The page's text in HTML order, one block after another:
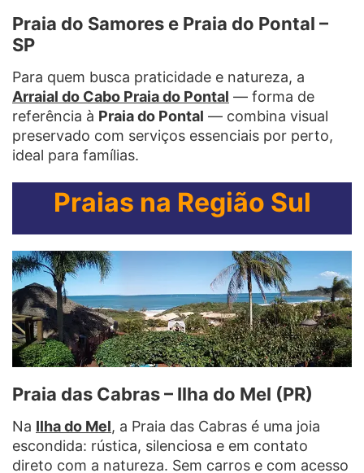
Praia do Samores e Praia do Pontal –
SP
Para quem busca praticidade e natureza, a
Arraial do Cabo Praia do Pontal — forma de
referência à Praia do Pontal — combina visual
preservado com serviços essenciais por perto,
ideal para famílias.
Praias na Região Sul
Praia das Cabras – Ilha do Mel (PR)
Na Ilha do Mel, a Praia das Cabras é uma joia
escondida: rústica, silenciosa e em contato
direto com a natureza. Sem carros e com acesso